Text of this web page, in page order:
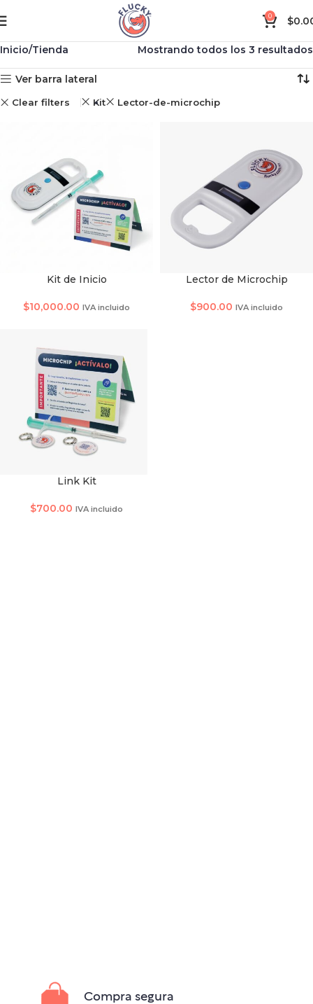
0 $
Inicio Tienda Mostrando todos los 3 resultados
Ver barra lateral
Clear filters Kit Lector-de-microchip
Kit de Inicio
$10,000.00 IVA incluido
Lector de Microchip
$900.00 IVA incluido
Link Kit
$700.00 IVA incluido
Compra segura